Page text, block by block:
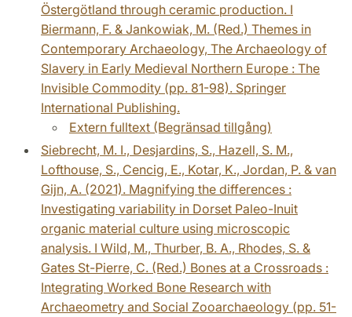
Östergötland through ceramic production. I
Biermann, F. & Jankowiak, M. (Red.) Themes in
Contemporary Archaeology, The Archaeology of
Slavery in Early Medieval Northern Europe : The
Invisible Commodity (pp. 81-98). Springer
International Publishing.
Extern fulltext (Begränsad tillgång)
Siebrecht, M. I., Desjardins, S., Hazell, S. M.,
Lofthouse, S., Cencig, E., Kotar, K., Jordan, P. & van
Gijn, A. (2021). Magnifying the differences :
Investigating variability in Dorset Paleo-Inuit
organic material culture using microscopic
analysis. I Wild, M., Thurber, B. A., Rhodes, S. &
Gates St-Pierre, C. (Red.) Bones at a Crossroads :
Integrating Worked Bone Research with
Archaeometry and Social Zooarchaeology (pp. 51-